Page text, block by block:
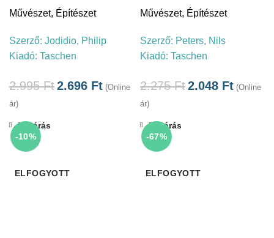
Művészet, Építészet
Szerző: Jodidio, Philip
Kiadó: Taschen
2.995Ft2.696 Ft (Online
ár)
Művészet, Építészet
Szerző: Peters, Nils
Kiadó: Taschen
2.275Ft2.048 Ft (Online
ár)
-10%
ELFOGYOTT
Bezárás
-67%
ELFOGYOTT
Bezárás